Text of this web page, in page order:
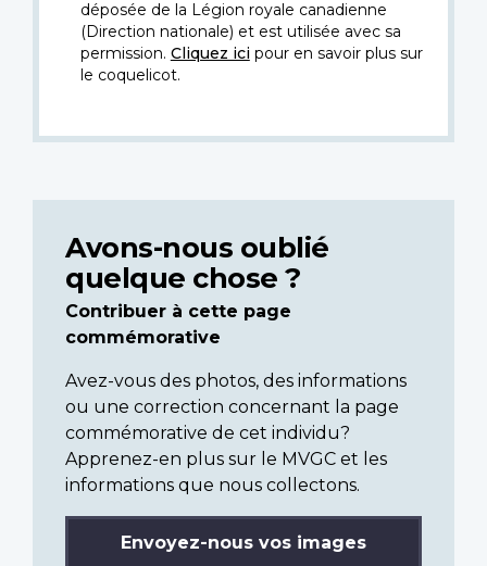
déposée de la Légion royale canadienne
(Direction nationale) et est utilisée avec sa
permission. Cliquez icipour en savoir plus sur
le coquelicot.
Avons-nous oublié
quelque chose ?
Contribuer à cette page
commémorative
Avez-vous des photos, des informations
ou une correction concernant la page
commémorative de cet individu?
Apprenez-en plus sur le MVGC et les
informations que nous collectons.
Envoyez-nous vos images